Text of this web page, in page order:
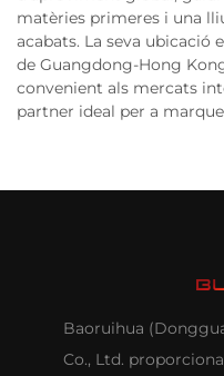
matèries primeres i una
acabats. La seva ubicació
de Guangdong-Hong
convenient als mercats
partner ideal per a
Baoruihua
Co., Ltd.